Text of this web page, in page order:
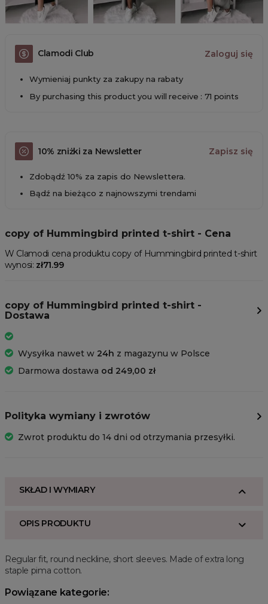
Clamodi Club Zaloguj się
Wymieniaj punkty za zakupy na rabaty
By purchasing this product you will receive : 71 points
10% zniżki za Newsletter Zapisz się
Zdobądź 10% za zapis do Newslettera.
Bądź na bieżąco z najnowszymi trendami
copy of Hummingbird printed t-shirt - Cena
W Clamodi cena produktu copy of Hummingbird printed t-shirt
wynosi: zł71.99
copy of Hummingbird printed t-shirt -
Dostawa
Wysyłka nawet w 24h z magazynu w Polsce
Darmowa dostawa od 249,00 zł
Polityka wymiany i zwrotów
Zwrot produktu do 14 dni od otrzymania przesyłki.
SKŁAD I WYMIARY
OPIS PRODUKTU
Regular fit, round neckline, short sleeves. Made of extra long
staple pima cotton.
Powiązane kategorie: